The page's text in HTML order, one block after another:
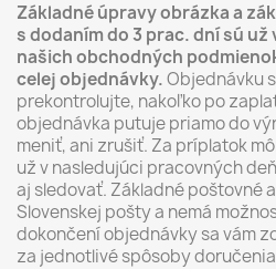
Základné úpravy obrázka a
s dodaním do 3 prac. dní sú
našich obchodných
celej objednávky.Objednávku
prekontrolujte, nakoľko po
objednávka putuje priamo do
meniť, ani zrušiť. Za príplatok
už v nasledujúci pracovných
aj sledovať. Základné poštovné
Slovenskej pošty a nemá
dokončení objednávky sa vám
za jednotlivé spôsoby